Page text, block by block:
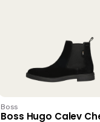
Boss
Boss Hugo Calev